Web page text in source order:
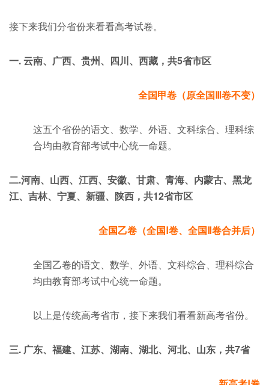
接下来我们分省份来看看高考试卷。
一. 云南、广西、贵州、四川、西藏，共5省市区
全国甲卷（原全国Ⅲ卷不变）
这五个省份的语文、数学、外语、文科综合、理科综
合均由教育部考试中心统一命题。
二.河南、山西、江西、安徽、甘肃、青海、内蒙古、黑龙
江、吉林、宁夏、新疆、陕西，共12省市区
全国乙卷（全国Ⅰ卷、全国Ⅱ卷合并后）
全国乙卷的语文、数学、外语、文科综合、理科综合
均由教育部考试中心统一命题。
以上是传统高考省市，接下来我们看看新高考省份。
三. 广东、福建、江苏、湖南、湖北、河北、山东，共7省